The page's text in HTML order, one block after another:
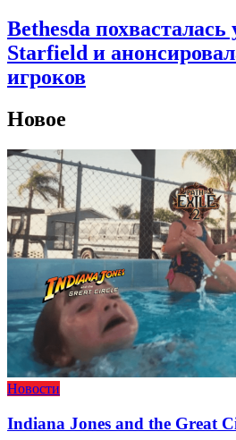
Bethesda похвасталась
Starfield и
игроков
Новое
Новости
Indiana Jones and the Great